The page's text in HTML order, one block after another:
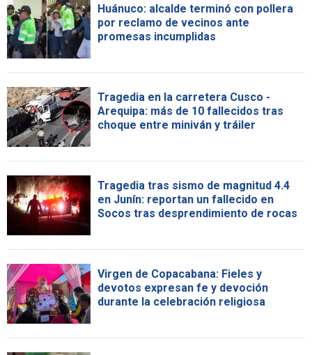
Huánuco: alcalde terminó con pollera
por reclamo de vecinos ante
promesas incumplidas
Tragedia en la carretera Cusco -
Arequipa: más de 10 fallecidos tras
choque entre miniván y tráiler
Tragedia tras sismo de magnitud 4.4
en Junín: reportan un fallecido en
Socos tras desprendimiento de rocas
Virgen de Copacabana: Fieles y
devotos expresan fe y devoción
durante la celebración religiosa